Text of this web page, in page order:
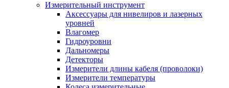
Измерительный инструмент
Аксессуары для нивелиров и лазерных
уровней
Влагомер
Гидроуровни
Дальномеры
Детекторы
Измерители длины кабеля (проволоки)
Измерители температуры